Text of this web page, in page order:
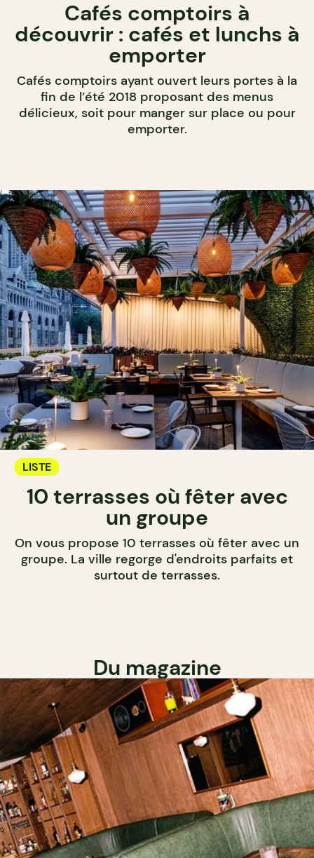
Cafés comptoirs à
découvrir : cafés et lunchs à
emporter
Cafés comptoirs ayant ouvert leurs portes à la
fin de l’été 2018 proposant des menus
délicieux, soit pour manger sur place ou pour
emporter.
LISTE
10 terrasses où fêter avec
un groupe
On vous propose 10 terrasses où fêter avec un
groupe. La ville regorge d'endroits parfaits et
surtout de terrasses.
Du magazine